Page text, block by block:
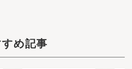
迫するほどの金額を
険です。毎月の負担
て、売却したら非課
せん。旧制度の場
もネット証券である
ぜわざわざ対面でア
があるのでしょう
ます。具体的には、
」が挙げられます。
人年金保険」のよう
、必然的に毎月や毎
行っていくことにな
いる条件を満たした
め記事